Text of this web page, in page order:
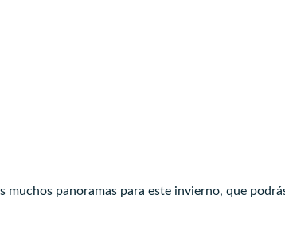
muchos panoramas para este invierno, que